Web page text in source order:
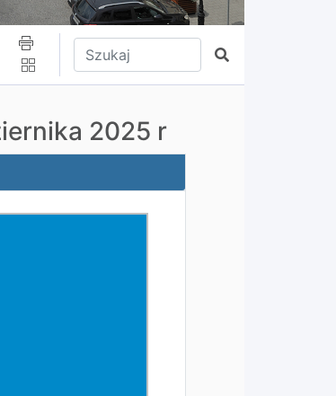
Wpisz tekst do wyszukania
Szukaj
2025 r